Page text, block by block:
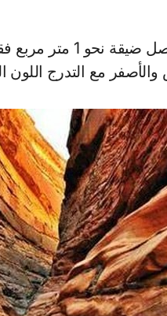
عبارة عن وادي واسع
والأصفر مع التدرج اللون